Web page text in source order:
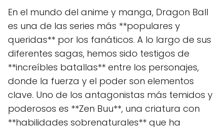
En el mundo del anime y manga, Dragon Ball
es una de las series más **populares y
queridas** por los fanáticos. A lo largo de sus
diferentes sagas, hemos sido testigos de
**increíbles batallas** entre los personajes,
donde la fuerza y el poder son elementos
clave. Uno de los antagonistas más temidos y
poderosos es **Zen Buu**, una criatura con
**habilidades sobrenaturales** que ha